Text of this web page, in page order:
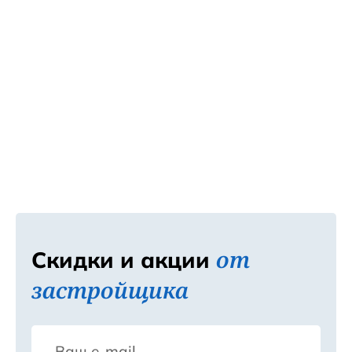
Скидки и акции от
застройщика